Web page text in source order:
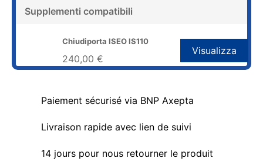
Supplementi compatibili
Chiudiporta ISEO IS110
240,00 €
Visualizza
Paiement sécurisé via BNP Axepta
Livraison rapide avec lien de suivi
14 jours pour nous retourner le produit